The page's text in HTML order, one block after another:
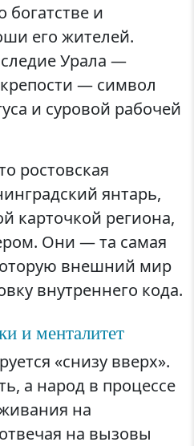
богатстве и
его жителей.
Урала —
— символ
и суровой рабочей
ростовская
янтарь,
карточкой региона,
Они — та самая
внешний мир
внутреннего кода.
и менталитет
«снизу вверх».
а народ в процессе
на
на вызовы